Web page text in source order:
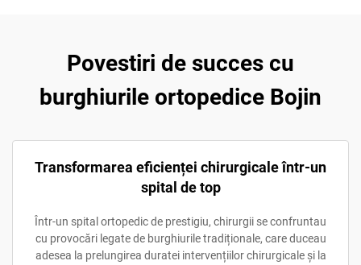
Povestiri de succes cu
burghiurile ortopedice Bojin
Transformarea eficienței chirurgicale într-un
spital de top
Într-un spital ortopedic de prestigiu, chirurgii se confruntau
cu provocări legate de burghiurile tradiționale, care duceau
adesea la prelungirea duratei intervențiilor chirurgicale și la